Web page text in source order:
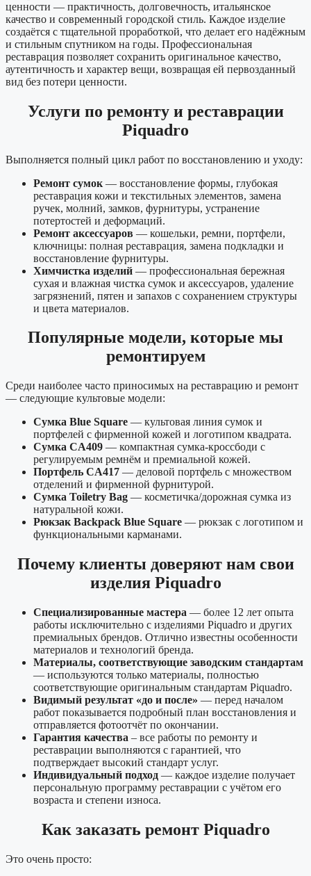
ценности — практичность, долговечность, итальянское
качество и современный городской стиль. Каждое изделие
создаётся с тщательной проработкой, что делает его надёжным
и стильным спутником на годы. Профессиональная
реставрация позволяет сохранить оригинальное качество,
аутентичность и характер вещи, возвращая ей первозданный
вид без потери ценности.
Услуги по ремонту и реставрации
Piquadro
Выполняется полный цикл работ по восстановлению и уходу:
Ремонт сумок — восстановление формы, глубокая
реставрация кожи и текстильных элементов, замена
ручек, молний, замков, фурнитуры, устранение
потертостей и деформаций.
Ремонт аксессуаров — кошельки, ремни, портфели,
ключницы: полная реставрация, замена подкладки и
восстановление фурнитуры.
Химчистка изделий — профессиональная бережная
сухая и влажная чистка сумок и аксессуаров, удаление
загрязнений, пятен и запахов с сохранением структуры
и цвета материалов.
Популярные модели, которые мы
ремонтируем
Среди наиболее часто приносимых на реставрацию и ремонт
— следующие культовые модели:
Сумка Blue Square — культовая линия сумок и
портфелей с фирменной кожей и логотипом квадрата.
Сумка CA409 — компактная сумка-кроссбоди с
регулируемым ремнём и премиальной кожей.
Портфель CA417 — деловой портфель с множеством
отделений и фирменной фурнитурой.
Сумка Toiletry Bag — косметичка/дорожная сумка из
натуральной кожи.
Рюкзак Backpack Blue Square — рюкзак с логотипом и
функциональными карманами.
Почему клиенты доверяют нам свои
изделия Piquadro
Специализированные мастера — более 12 лет опыта
работы исключительно с изделиями Piquadro и других
премиальных брендов. Отлично известны особенности
материалов и технологий бренда.
Материалы, соответствующие заводским стандартам
— используются только материалы, полностью
соответствующие оригинальным стандартам Piquadro.
Видимый результат «до и после» — перед началом
работ показывается подробный план восстановления и
отправляется фотоотчёт по окончании.
Гарантия качества – все работы по ремонту и
реставрации выполняются с гарантией, что
подтверждает высокий стандарт услуг.
Индивидуальный подход — каждое изделие получает
персональную программу реставрации с учётом его
возраста и степени износа.
Как заказать ремонт Piquadro
Это очень просто: